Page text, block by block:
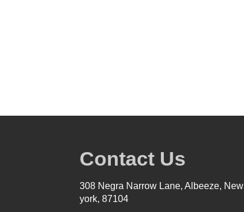
Contact Us
308 Negra Narrow Lane, Albeeze, New
york, 87104